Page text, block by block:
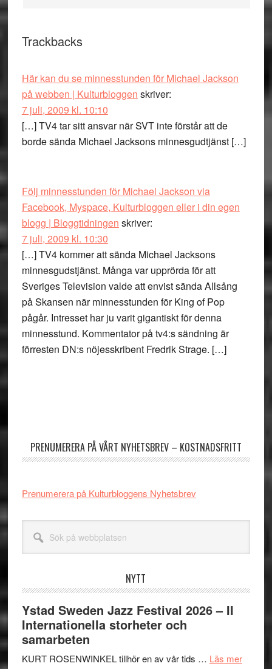
Trackbacks
Här kan du se minnesstunden för Michael Jackson
på webben | Kulturbloggen skriver:
7 juli, 2009 kl. 10:10
[…] TV4 tar sitt ansvar när SVT inte förstår att de
borde sända Michael Jacksons minnesgudtjänst […]
Följ minnesstunden för Michael Jackson via
Facebook, Myspace, Kulturbloggen eller i din egen
blogg | Bloggtidningen skriver:
7 juli, 2009 kl. 10:30
[…] TV4 kommer att sända Michael Jacksons
minnesgudstjänst. Många var upprörda för att
Sveriges Television valde att envist sända Allsång
på Skansen när minnesstunden för King of Pop
pågår. Intresset har ju varit gigantiskt för denna
minnesstund. Kommentator på tv4:s sändning är
förresten DN:s nöjesskribent Fredrik Strage. […]
PRENUMERERA PÅ VÅRT NYHETSBREV – KOSTNADSFRITT
Prenumerera på Kulturbloggens Nyhetsbrev
webbplatsen
NYTT
Ystad Sweden Jazz Festival 2026 – II
Internationella storheter och
samarbeten
KURT ROSENWINKEL tillhör en av vår tids … Läs merom